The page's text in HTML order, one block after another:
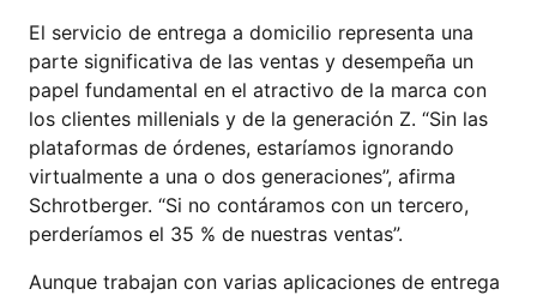
El servicio de entrega a domicilio representa una
parte significativa de las ventas y desempeña un
papel fundamental en el atractivo de la marca con
los clientes millenials y de la generación Z. “Sin las
plataformas de órdenes, estaríamos ignorando
virtualmente a una o dos generaciones”, afirma
Schrotberger. “Si no contáramos con un tercero,
perderíamos el 35 % de nuestras ventas”.
Aunque trabajan con varias aplicaciones de entrega